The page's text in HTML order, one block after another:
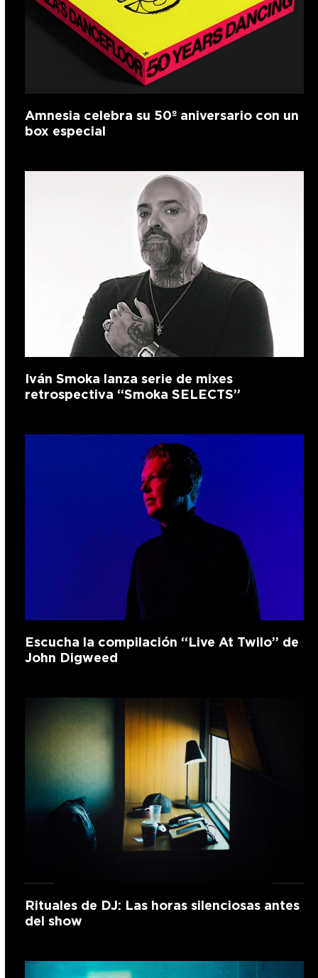
Amnesia celebra su 50º aniversario con un
box especial
Iván Smoka lanza serie de mixes
retrospectiva “Smoka SELECTS”
Escucha la compilación “Live At Twilo” de
John Digweed
Rituales de DJ: Las horas silenciosas antes
del show